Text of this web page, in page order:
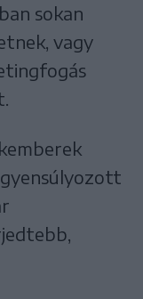
sokan
vagy